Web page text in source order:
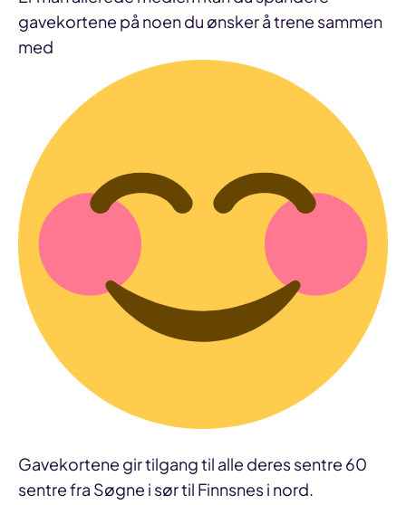
gavekortene på noen du ønsker å trene sammen
med
Gavekortene gir tilgang til alle deres sentre 60
sentre fra Søgne i sør til Finnsnes i nord.